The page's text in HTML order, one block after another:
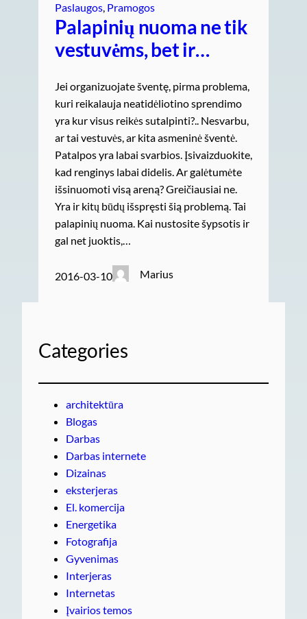
Paslaugos, Pramogos
Palapinių nuoma ne tik
vestuvėms, bet ir…
Jei organizuojate šventę, pirma problema,
kuri reikalauja neatidėliotino sprendimo
yra kur visus reikės sutalpinti?.. Nesvarbu,
ar tai vestuvės, ar kita asmeninė šventė.
Patalpos yra labai svarbios. Įsivaizduokite,
kad renginys labai didelis. Ar galėtumėte
išsinuomoti visą areną? Greičiausiai ne.
Yra ir kitų būdų išspręsti šią problemą. Tai
palapinių nuoma. Kai nustosite šypsotis ir
gal net juoktis,…
2016-03-10 Marius
Categories
architektūra
Blogas
Darbas
Darbas internete
Dizainas
eksterjeras
El. komercija
Energetika
Fotografija
Gyvenimas
Interjeras
Internetas
Įvairios temos